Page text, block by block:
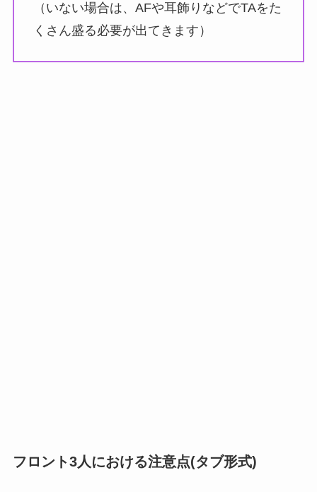
（いない場合は、AFや耳飾りなどでTAをた
くさん盛る必要が出てきます）
フロント3人における注意点(タブ形式)